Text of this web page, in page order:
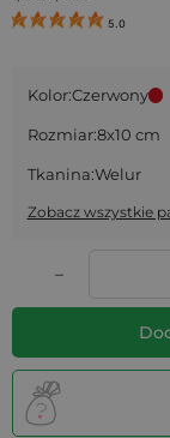
5.0
Kolor:Czerwony
Rozmiar:8x10 cm
Tkanina:Welur
Zobacz wszystkie
–